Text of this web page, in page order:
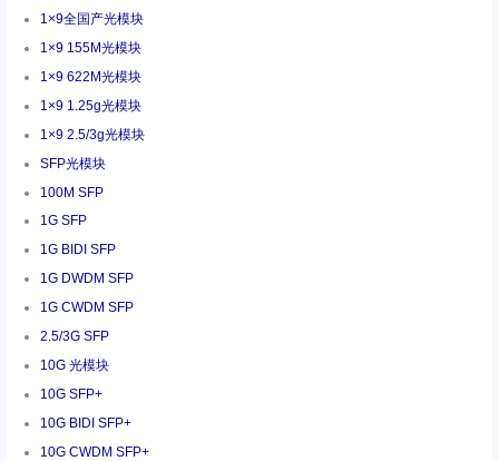
1×9全国产光模块
1×9 155M光模块
1×9 622M光模块
1×9 1.25g光模块
1×9 2.5/3g光模块
SFP光模块
100M SFP
1G SFP
1G BIDI SFP
1G DWDM SFP
1G CWDM SFP
2.5/3G SFP
10G 光模块
10G SFP+
10G BIDI SFP+
10G CWDM SFP+